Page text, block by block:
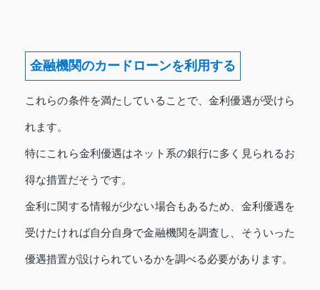
金融機関のカードローンを利用する
これらの条件を満たしていることで、金利優遇が受けら
れます。
特にこれら金利優遇はネット系の銀行に多く見られるお
得な措置だそうです。
金利に関する情報が少ない場合もあるため、金利優遇を
受けたければ自分自身で金融機関を調査し、そういった
優遇措置が設けられているかを調べる必要があります。